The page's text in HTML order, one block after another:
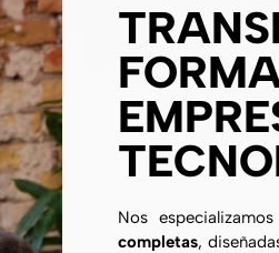
Nos
completas,